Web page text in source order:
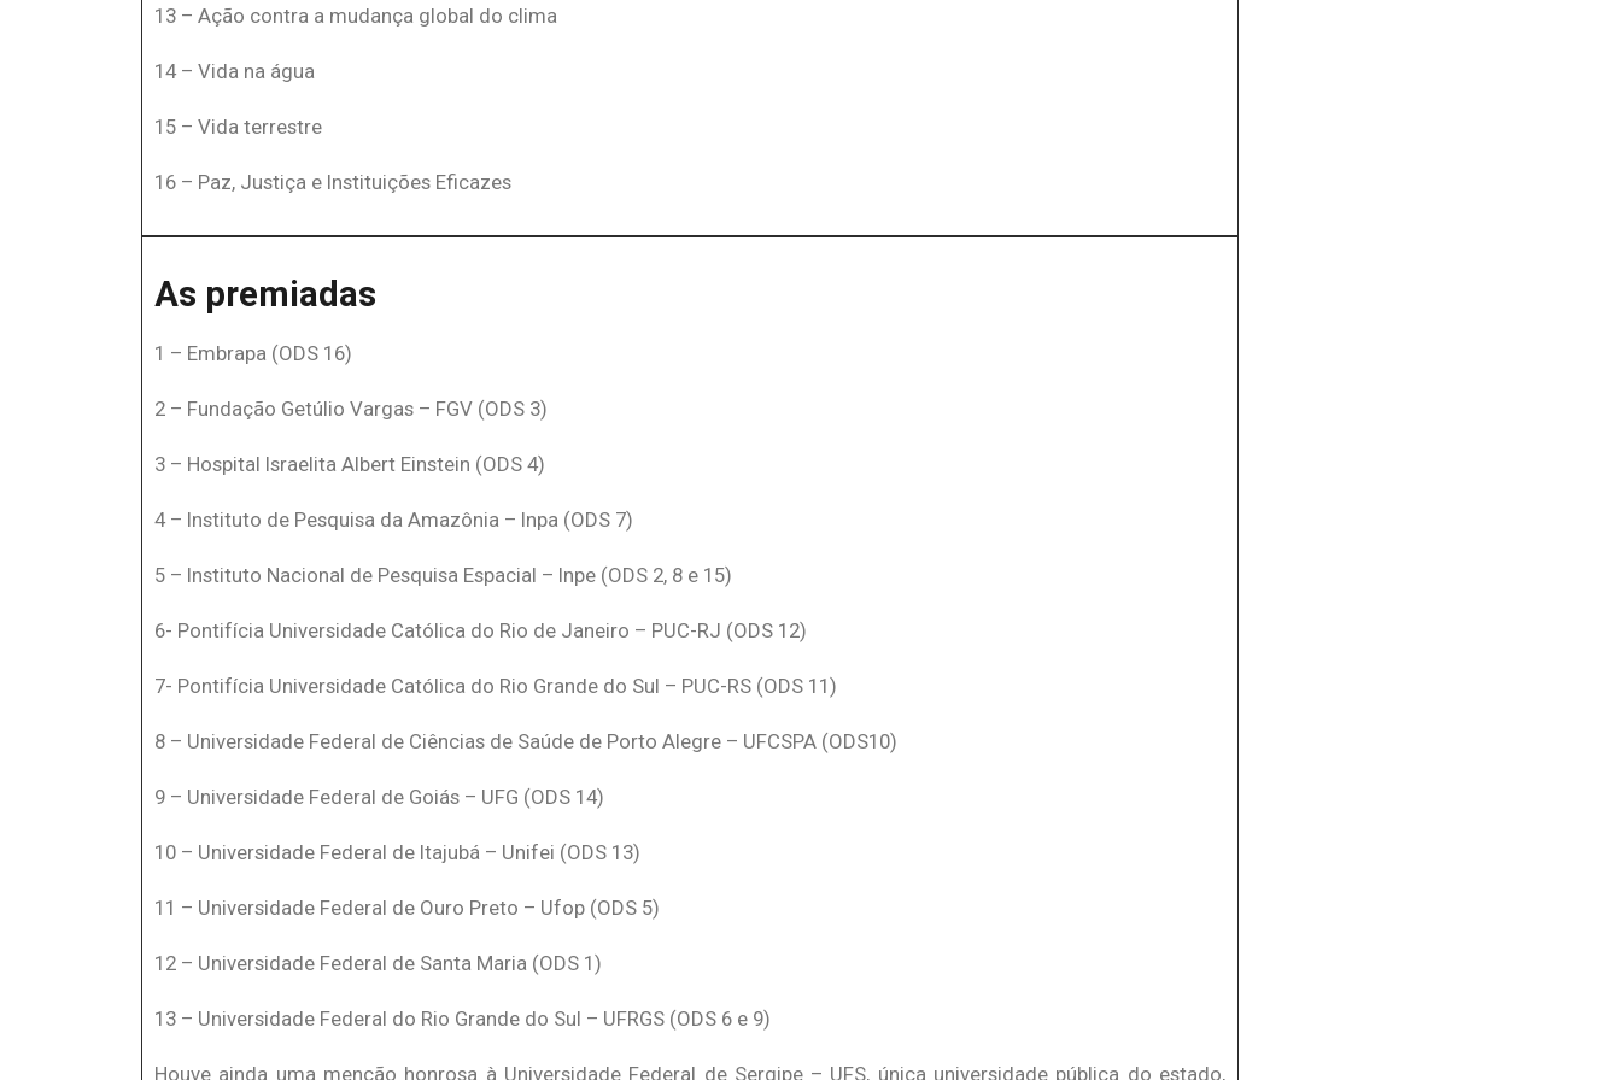
13 – Ação contra a mudança global do clima
14 – Vida na água
15 – Vida terrestre
16 – Paz, Justiça e Instituições Eficazes
As premiadas
1 – Embrapa (ODS 16)
2 – Fundação Getúlio Vargas – FGV (ODS 3)
3 – Hospital Israelita Albert Einstein (ODS 4)
4 – Instituto de Pesquisa da Amazônia – Inpa (ODS 7)
5 – Instituto Nacional de Pesquisa Espacial – Inpe (ODS 2, 8 e 15)
6- Pontifícia Universidade Católica do Rio de Janeiro – PUC-RJ (ODS 12)
7- Pontifícia Universidade Católica do Rio Grande do Sul – PUC-RS (ODS 11)
8 – Universidade Federal de Ciências de Saúde de Porto Alegre – UFCSPA (ODS10)
9 – Universidade Federal de Goiás – UFG (ODS 14)
10 – Universidade Federal de Itajubá – Unifei (ODS 13)
11 – Universidade Federal de Ouro Preto – Ufop (ODS 5)
12 – Universidade Federal de Santa Maria (ODS 1)
13 – Universidade Federal do Rio Grande do Sul – UFRGS (ODS 6 e 9)
Houve ainda uma menção honrosa à Universidade Federal de Sergipe – UFS, única universidade pública do estado,